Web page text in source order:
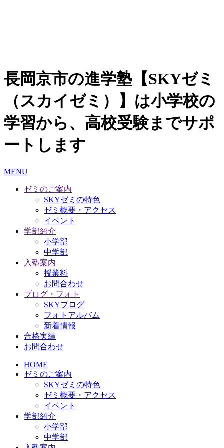
長岡京市の進学塾【SKYゼミ
（スカイゼミ）】は小学校の
学習から、高校受験までサポ
ートします
MENU
ゼミのご案内
SKYゼミの特色
ゼミ概要・アクセス
イベント
学部紹介
小学部
中学部
入塾案内
授業料
お問合わせ
ブログ・フォト
SKYブログ
フォトアルバム
新着情報
合格実績
お問合わせ
HOME
ゼミのご案内
SKYゼミの特色
ゼミ概要・アクセス
イベント
学部紹介
小学部
中学部